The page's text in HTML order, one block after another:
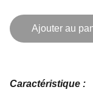
Ajouter au
Caractéristique :